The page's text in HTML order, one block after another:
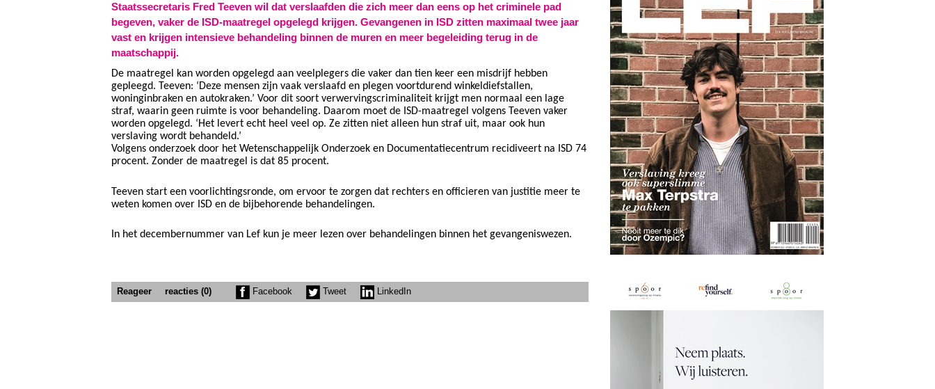
Staatssecretaris Fred Teeven wil dat verslaafden die zich meer dan eens op het criminele pad
begeven, vaker de ISD-maatregel opgelegd krijgen. Gevangenen in ISD zitten maximaal twee jaar
vast en krijgen intensieve behandeling binnen de muren en meer begeleiding terug in de
maatschappij.
De maatregel kan worden opgelegd aan veelplegers die vaker dan tien keer een misdrijf hebben
gepleegd. Teeven: ‘Deze mensen zijn vaak verslaafd en plegen voortdurend winkeldiefstallen,
woninginbraken en autokraken.’ Voor dit soort verwervingscriminaliteit krijgt men normaal een lage
straf, waarin geen ruimte is voor behandeling. Daarom moet de ISD-maatregel volgens Teeven vaker
worden opgelegd. ‘Het levert echt heel veel op. Ze zitten niet alleen hun straf uit, maar ook hun
verslaving wordt behandeld.’
Volgens onderzoek door het Wetenschappelijk Onderzoek en Documentatiecentrum recidiveert na ISD 74
procent. Zonder de maatregel is dat 85 procent.
Teeven start een voorlichtingsronde, om ervoor te zorgen dat rechters en officieren van justitie meer te
weten komen over ISD en de bijbehorende behandelingen.
In het decembernummer van Lef kun je meer lezen over behandelingen binnen het gevangeniswezen.
Reageer reacties (0) Facebook Tweet LinkedIn